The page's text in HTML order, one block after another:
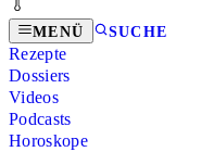
MENÜ SUCHE
Rezepte
Dossiers
Videos
Podcasts
Horoskope